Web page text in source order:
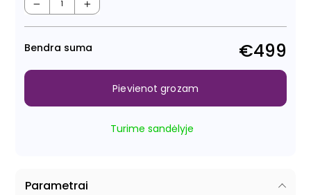
− +
Bendra suma €499
Turime sandėlyje
Pievienot grozam
Parametrai